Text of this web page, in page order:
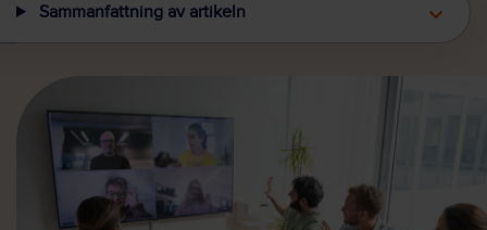
Sammanfattning av artikeln